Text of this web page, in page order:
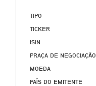
TIPO
TICKER
ISIN
PRAÇA DE NEGOCIAÇÃO
MOEDA
PAÍS DO EMITENTE